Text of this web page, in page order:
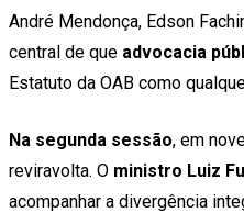
André Mendonça, Edson
central de que advocacia
Estatuto da OAB como
Na segunda sessão, em
reviravolta. O ministro Luiz
acompanhar a divergência